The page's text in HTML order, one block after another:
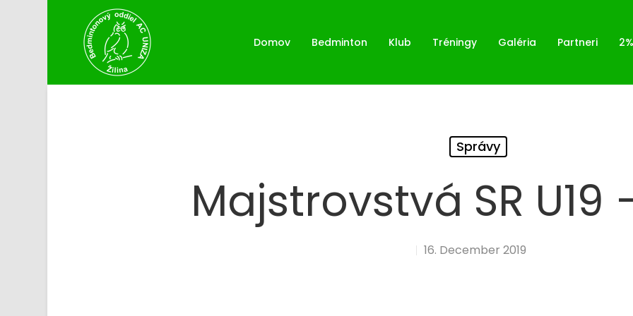
Domov Bedminton Klub Tréningy Galéria Partneri 2%
Správy
Majstrovstvá SR U19
16. December 2019